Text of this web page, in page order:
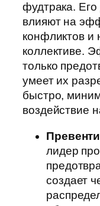
фудтрака.
влияют на
конфликтов и
коллективе.
только
умеет их
быстро,
воздействие
лидер
создает